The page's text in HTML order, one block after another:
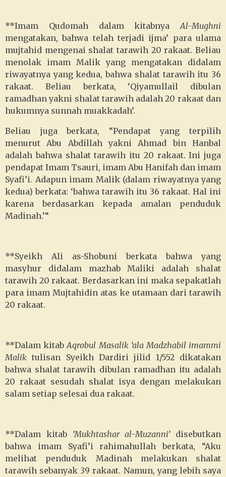
**Imam Qudomah dalam kitabnyaAl-Mughni
mengatakan, bahwa telah terjadi ijma’ para ulama
mujtahid mengenai shalat tarawih 20 rakaat. Beliau
menolak imam Malik yang mengatakan didalam
riwayatnya yang kedua, bahwa shalat tarawih itu 36
rakaat. Beliau berkata, ‘Qiyamullail dibulan
ramadhan yakni shalat tarawih adalah 20 rakaat dan
hukumnya sunnah muakkadah’.
Beliau juga berkata, “Pendapat yang terpilih
menurut Abu Abdillah yakni Ahmad bin Hanbal
adalah bahwa shalat tarawih itu 20 rakaat. Ini juga
pendapat Imam Tsauri, imam Abu Hanifah dan imam
Syafi’i. Adapun imam Malik (dalam riwayatnya yang
kedua) berkata: ‘bahwa tarawih itu 36 rakaat. Hal ini
karena berdasarkan kepada amalan penduduk
Madinah.’“
**Syeikh Ali as-Shobuni berkata bahwa yang
masyhur didalam mazhab Maliki adalah shalat
tarawih 20 rakaat. Berdasarkan ini maka sepakatlah
para imam Mujtahidin atas ke utamaan dari tarawih
20 rakaat.
**Dalam kitabAqrobul Masalik ‘ala Madzhabil imammi
Maliktulisan Syeikh Dardiri jilid 1/552 dikatakan
bahwa shalat tarawih dibulan ramadhan itu adalah
20 rakaat sesudah shalat isya dengan melakukan
salam setiap selesai dua rakaat.
**Dalam kitab ‘Mukhtashar al-Muzanni’disebutkan
bahwa imam Syafi’i rahimahullah berkata, “Aku
melihat penduduk Madinah melakukan shalat
tarawih sebanyak 39 rakaat. Namun, yang lebih saya